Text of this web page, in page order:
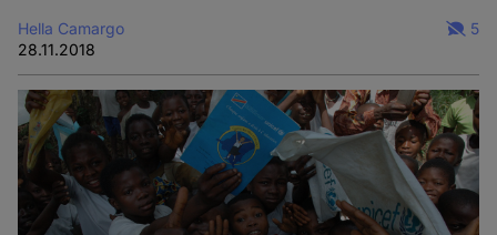
Hella Camargo
28.11.2018
5